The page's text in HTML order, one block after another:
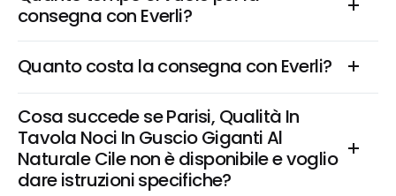
consegna con Everli?
Quanto costa la consegna con Everli?
Cosa succede se Parisi, Qualità In
Tavola Noci In Guscio Giganti Al
Naturale Cile non è disponibile e voglio
dare istruzioni specifiche?